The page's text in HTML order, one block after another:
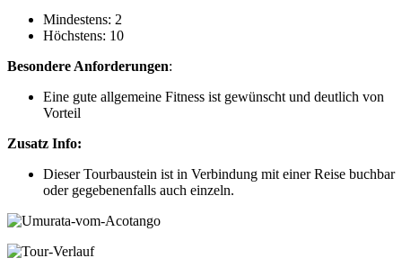
Mindestens: 2
Höchstens: 10
Besondere Anforderungen:
Eine gute allgemeine Fitness ist gewünscht und deutlich von
Vorteil
Zusatz Info:
Dieser Tourbaustein ist in Verbindung mit einer Reise buchbar
oder gegebenenfalls auch einzeln.